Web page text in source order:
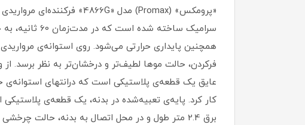
سرامیک
همچنین پایداری حرارتی می‌شود. روی استوانه‌ی
فرکردن، حالت موها لطیف‌تر و درخشان‌تر به نظر برسد.
عایق یک قطعه‌ی پلاستیکی است که درانتهای
کار کرد. پایه‌ی تعبیه‌شده در بدنه، یک قطعه‌ی
برق 2.4 متر طول و در محل اتصال به بدنه، حالت